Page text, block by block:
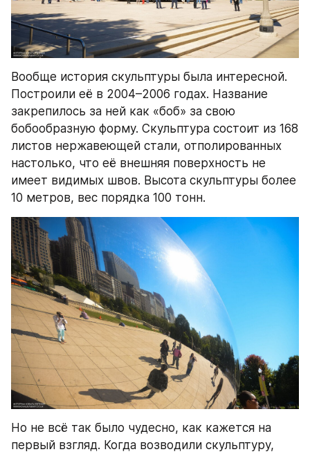
Вообще история скульптуры была интересной.
Построили её в 2004–2006 годах. Название
закрепилось за ней как «боб» за свою
бобообразную форму. Скульптура состоит из 168
листов нержавеющей стали, отполированных
настолько, что её внешняя поверхность не
имеет видимых швов. Высота скульптуры более
10 метров, вес порядка 100 тонн.
Но не всё так было чудесно, как кажется на
первый взгляд. Когда возводили скульптуру,